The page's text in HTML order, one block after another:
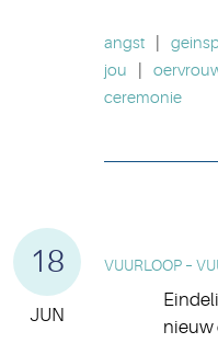
angst
jou
ceremonie
18
JUN
VUURLOOP –
nieuw